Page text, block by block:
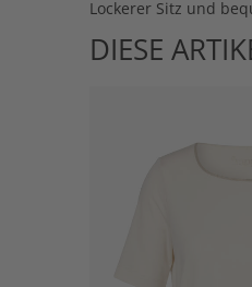
Lockerer Sitz und
DIESE